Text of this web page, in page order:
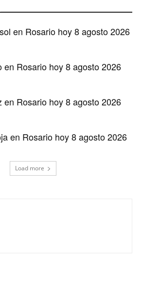
en Rosario hoy 8 agosto 2026
en Rosario hoy 8 agosto 2026
en Rosario hoy 8 agosto 2026
en Rosario hoy 8 agosto 2026
Load more